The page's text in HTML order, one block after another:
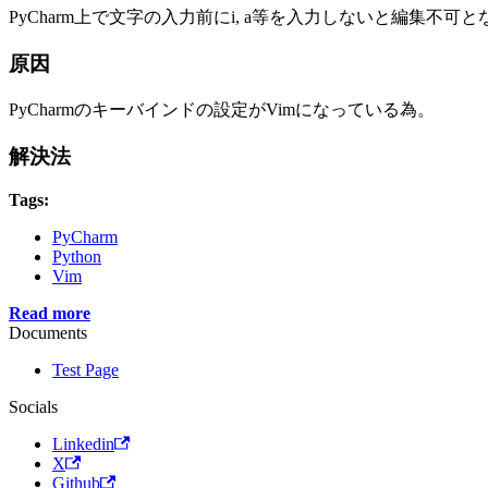
PyCharm上で文字の入力前にi, a等を入力しないと編集不可と
原因
PyCharmのキーバインドの設定がVimになっている為。
解決法
Tags:
PyCharm
Python
Vim
Read more
Documents
Test Page
Socials
Linkedin
X
Github